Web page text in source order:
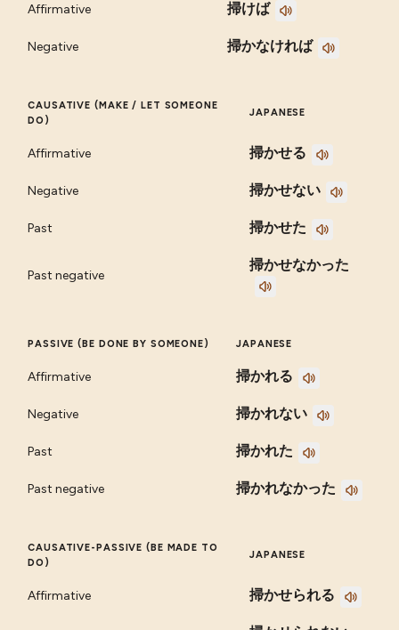
Affirmative 掃けば
Negative 掃かなければ
CAUSATIVE (MAKE / LET SOMEONE
DO)
JAPANESE
Affirmative 掃かせる
Negative 掃かせない
Past 掃かせた
Past negative
掃かせなかった
PASSIVE (BE DONE BY SOMEONE) JAPANESE
Affirmative 掃かれる
Negative 掃かれない
Past 掃かれた
Past negative 掃かれなかった
CAUSATIVE-PASSIVE (BE MADE TO
DO)
JAPANESE
Affirmative 掃かせられる